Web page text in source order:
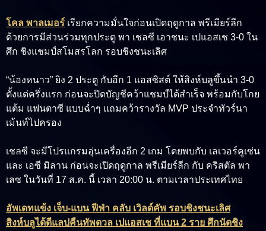
โคล พาลเมอร์ เรียกความมั่นใจก่อนเปิดฤดูกาล พรีเมียร์ลีก
ด้วยการมีส่วนร่วมทุกประตู พา เชลซี เอาชนะ เปแอสเช 3-0 ใน
ศึก ชิงแชมป์สโมสรโลก รอบชิงชนะเลิศ
“น้องหนาว” ยิง 2 ประตู กับอีก 1 แอสซิสต์ ให้สิงห์บลูขึ้นนำ 3-0
ตั้งแต่ครึ่งแรก ก่อนจะปิดบัญชีคว้าแชมป์ได้สำเร็จ พร้อมกับโกย
แต้ม แฟนตาซี แบบฉ่ำๆ แถมคว้ารางวัล MVP ประจำทัวร์นา
เม้นท์ไปครอง
เชลซี จะมีโปรแกรมอุ่นเครื่องอีก 2 เกม โดยพบกับ เลเวอร์คูเซ่น
และ เอซี มิลาน ก่อนจะเปิดฤดูกาล พรีเมียร์ลีก กับ คริสตัล พา
เลซ ในวันที่ 17 ส.ค. นี้ เวลา 20:00 น. ตามเวลาประเทศไทย
อัพเดทแข้ง เจ็บ-แบน ฟีฟ่า คลับ เวิลด์คัพ รอบชิงชนะเลิศ
สิงห์บลูได้ดีแลปคืนทัพดวล เปแอสเช ที่แบน 2 ราย ศึกนัดชิง